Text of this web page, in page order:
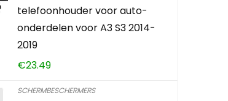
telefoonhouder voor auto-
onderdelen voor A3 S3 2014-
2019
€23.49
SCHERMBESCHERMERS